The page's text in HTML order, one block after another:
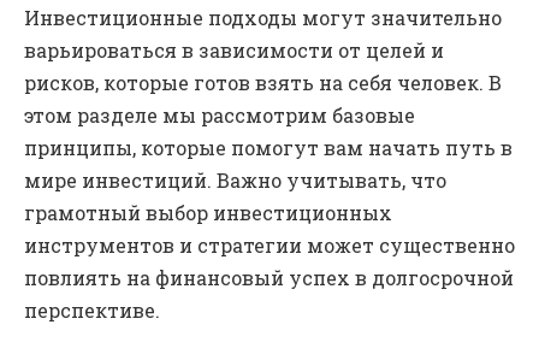
Инвестиционные подходы могут значительно
варьироваться в зависимости от целей и
рисков, которые готов взять на себя человек. В
этом разделе мы рассмотрим базовые
принципы, которые помогут вам начать путь в
мире инвестиций. Важно учитывать, что
грамотный выбор инвестиционных
инструментов и стратегии может существенно
повлиять на финансовый успех в долгосрочной
перспективе.